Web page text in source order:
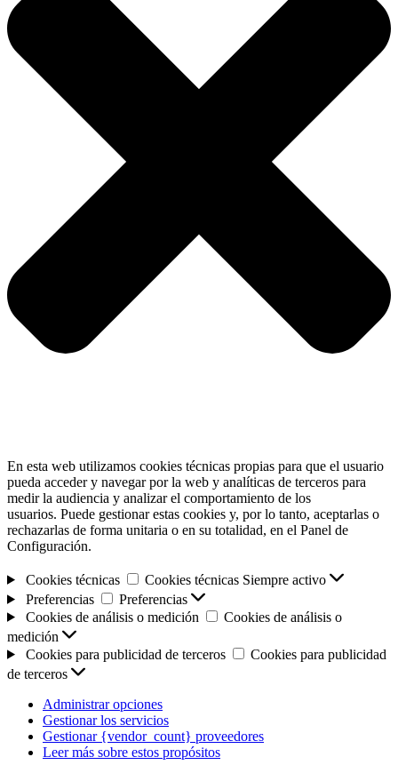
En esta web utilizamos cookies técnicas propias para que el usuario
pueda acceder y navegar por la web y analíticas de terceros para
medir la audiencia y analizar el comportamiento de los
usuarios. Puede gestionar estas cookies y, por lo tanto, aceptarlas o
rechazarlas de forma unitaria o en su totalidad, en el Panel de
Configuración.
Cookies técnicas Cookies técnicas Siempre activo
Preferencias
Preferencias
Cookies de análisis o medición
Cookies de análisis o
medición
Cookies para publicidad de terceros
Cookies para publicidad
de terceros
Administrar opciones
Gestionar los servicios
Gestionar {vendor_count} proveedores
Leer más sobre estos propósitos